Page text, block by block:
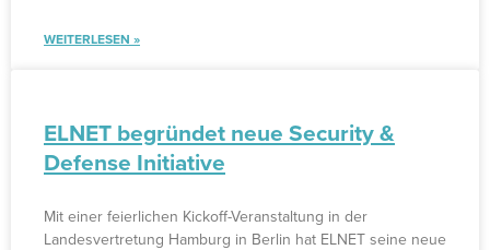
WEITERLESEN »
ELNET begründet neue Security &
Defense Initiative
Mit einer feierlichen Kickoff-Veranstaltung in der
Landesvertretung Hamburg in Berlin hat ELNET seine neue